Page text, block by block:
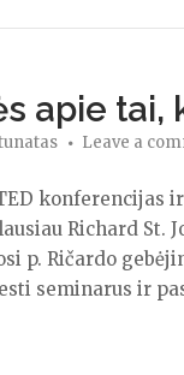
apie tai,
Leave a
konferencijas
Richard St.
p. Ričardo
seminarus ir